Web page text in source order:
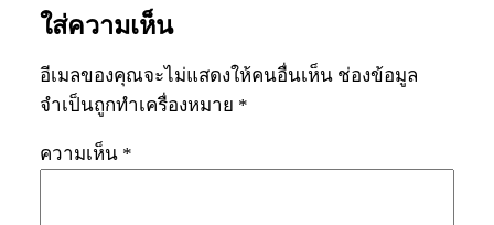
ใส่ความเห็น
อีเมลของคุณจะไม่แสดงให้คนอื่นเห็น ช่องข้อมูล
จำเป็นถูกทำเครื่องหมาย *
ความเห็น *